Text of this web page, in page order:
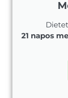
21 napos